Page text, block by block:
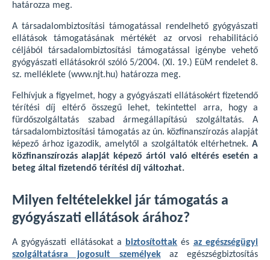
határozza meg.
A társadalombiztosítási támogatással rendelhető gyógyászati
ellátások támogatásának mértékét az orvosi rehabilitáció
céljából társadalombiztosítási támogatással igénybe vehető
gyógyászati ellátásokról szóló 5/2004. (XI. 19.) EüM rendelet 8.
sz. melléklete (www.njt.hu) határozza meg.
Felhívjuk a figyelmet, hogy a gyógyászati ellátásokért fizetendő
térítési díj eltérő összegű lehet, tekintettel arra, hogy a
fürdőszolgáltatás szabad ármegállapítású szolgáltatás. A
társadalombiztosítási támogatás az ún. közfinanszírozás alapját
képező árhoz igazodik, amelytől a szolgáltatók eltérhetnek. A
közfinanszírozás alapját képező ártól való eltérés esetén a
beteg által fizetendő térítési díj változhat.
Milyen feltételekkel jár támogatás a
gyógyászati ellátások árához?
A gyógyászati ellátásokat a biztosítottak és az egészségügyi
szolgáltatásra jogosult személyekaz egészségbiztosítás